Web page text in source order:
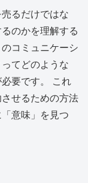
るだけではな
のかを理解する
コミュニケーシ
てどのような
要です。 これ
せるための方法
意味」を見つ